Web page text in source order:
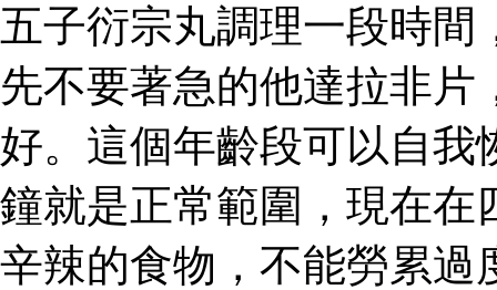
五子衍宗丸調理一段時
先不要著急的他達拉非
好。這個年齡段可以自我
鐘就是正常範圍，現在在
辛辣的食物，不能勞累過